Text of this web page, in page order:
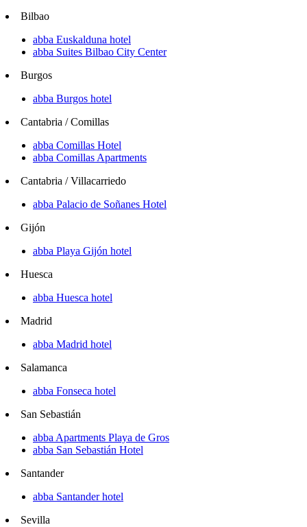
Bilbao
abba Euskalduna hotel
abba Suites Bilbao City Center
Burgos
abba Burgos hotel
Cantabria / Comillas
abba Comillas Hotel
abba Comillas Apartments
Cantabria / Villacarriedo
abba Palacio de Soñanes Hotel
Gijón
abba Playa Gijón hotel
Huesca
abba Huesca hotel
Madrid
abba Madrid hotel
Salamanca
abba Fonseca hotel
San Sebastián
abba Apartments Playa de Gros
abba San Sebastián Hotel
Santander
abba Santander hotel
Sevilla